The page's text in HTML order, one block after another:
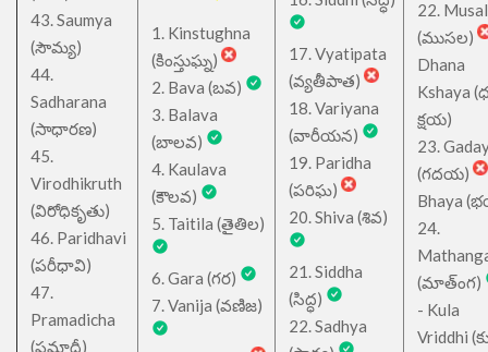
43. Saumya
(సౌమ్య)
44.
Sadharana
(సాధారణ)
45.
Virodhikruth
(విరోధికృతు)
46. Paridhavi
(పరీధావి)
47.
Pramadicha
(ప్రమాదీ)
1. Kinstughna
(కింస్తుఘ్న)
2. Bava (బవ)
3. Balava
(బాలవ)
4. Kaulava
(కౌలవ)
5. Taitila (తైతిల)
6. Gara (గర)
7. Vanija (వణిజ)
17. Vyatipata
(వ్యతీపాత)
18. Variyana
(వారీయన)
19. Paridha
(పరిఘ)
20. Shiva (శివ)
21. Siddha
(సిద్ధ)
22. Sadhya
22.
(ముసల)
Dhana
Kshaya
క్షయ)
23.
(గదయ)
Bhaya
24.
(మాత్ంగ)
- Kula
Vriddhi